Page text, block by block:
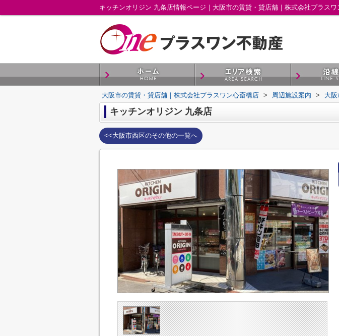
キッチンオリジン 九条店情報ページ｜大阪市の賃貸・貸店舗｜株式会社プラスワ
大阪市の賃貸・貸店舗｜株式会社プラスワン心斎橋店 > 周辺施設案内 > 大
キッチンオリジン 九条店
<<大阪市西区のその他の一覧へ